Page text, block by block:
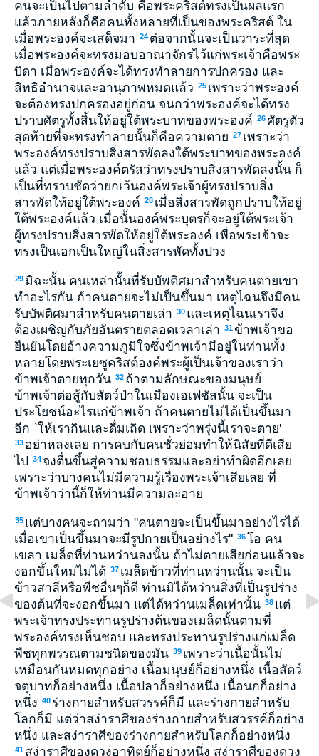
คนจะเป็นไปตามลำดับ คือพระคริสต์ทรงเป็นผลแรก
แล้วภายหลังก็คือคนทั้งหลายที่เป็นของพระคริสต์ ใน
เมื่อพระองค์จะเสด็จมา 24 ต่อจากนั้นจะเป็นวาระที่สุด
เมื่อพระองค์จะทรงมอบอาณาจักรไว้แก่พระเจ้าคือพระ
บิดา เมื่อพระองค์จะได้ทรงทำลายการปกครอง และ
สิทธิอำนาจและอานุภาพหมดแล้ว 25 เพราะว่าพระองค์
จะต้องทรงปกครองอยู่ก่อน จนกว่าพระองค์จะได้ทรง
ปราบศัตรูทั้งสิ้นให้อยู่ใต้พระบาทของพระองค์ 26ศัตรูตัว
สุดท้ายที่จะทรงทำลายนั้นก็คือความตาย 27 เพราะว่า
พระองค์ทรงปราบสิ่งสารพัดลงใต้พระบาทของพระองค์
แล้ว แต่เมื่อพระองค์ตรัสว่าทรงปราบสิ่งสารพัดลงนั้น ก็
เป็นที่ทราบชัดว่ายกเว้นองค์พระเจ้าผู้ทรงปราบสิ่ง
สารพัดให้อยู่ใต้พระองค์ 28 เมื่อสิ่งสารพัดถูกปราบให้อยู่
ใต้พระองค์แล้ว เมื่อนั้นองค์พระบุตรก็จะอยู่ใต้พระเจ้า
ผู้ทรงปราบสิ่งสารพัดให้อยู่ใต้พระองค์ เพื่อพระเจ้าจะ
ทรงเป็นเอกเป็นใหญ่ในสิ่งสารพัดทั้งปวง
29 มิฉะนั้น คนเหล่านั้นที่รับบัพติศมาสำหรับคนตายเขา
ทำอะไรกัน ถ้าคนตายจะไม่เป็นขึ้นมา เหตุไฉนจึงมีคน
รับบัพติศมาสำหรับคนตายเล่า 30 และเหตุไฉนเราจึง
ต้องเผชิญกับภัยอันตรายตลอดเวลาเล่า 31 ข้าพเจ้าขอ
ยืนยันโดยอ้างความภูมิใจซึ่งข้าพเจ้ามีอยู่ในท่านทั้ง
หลายโดยพระเยซูคริสต์องค์พระผู้เป็นเจ้าของเราว่า
ข้าพเจ้าตายทุกวัน 32 ถ้าตามลักษณะของมนุษย์
ข้าพเจ้าต่อสู้กับสัตว์ป่าในเมืองเอเฟซัสนั้น จะเป็น
ประโยชน์อะไรแก่ข้าพเจ้า ถ้าคนตายไม่ได้เป็นขึ้นมา
อีก `ให้เรากินและดื่มเถิด เพราะว่าพรุ่งนี้เราจะตาย'
33 อย่าหลงเลย การคบกับคนชั่วย่อมทำให้นิสัยที่ดีเสีย
ไป 34 จงตื่นขึ้นสู่ความชอบธรรมและอย่าทำผิดอีกเลย
เพราะว่าบางคนไม่มีความรู้เรื่องพระเจ้าเสียเลย ที่
ข้าพเจ้าว่านี้ก็ให้ท่านมีความละอาย
35 แต่บางคนจะถามว่า "คนตายจะเป็นขึ้นมาอย่างไรได้
เมื่อเขาเป็นขึ้นมาจะมีรูปกายเป็นอย่างไร" 36โอ คน
เขลา เมล็ดที่ท่านหว่านลงนั้น ถ้าไม่ตายเสียก่อนแล้วจะ
งอกขึ้นใหม่ไม่ได้ 37 เมล็ดข้าวที่ท่านหว่านนั้น จะเป็น
ข้าวสาลีหรือพืชอื่นๆก็ดี ท่านมิได้หว่านสิ่งที่เป็นรูปร่าง
ของต้นที่จะงอกขึ้นมา แต่ได้หว่านเมล็ดเท่านั้น 38 แต่
พระเจ้าทรงประทานรูปร่างต้นของเมล็ดนั้นตามที่
พระองค์ทรงเห็นชอบ และทรงประทานรูปร่างแก่เมล็ด
พืชทุกพรรณตามชนิดของมัน 39 เพราะว่าเนื้อนั้นไม่
เหมือนกันหมดทุกอย่าง เนื้อมนุษย์ก็อย่างหนึ่ง เนื้อสัตว์
จตุบาทก็อย่างหนึ่ง เนื้อปลาก็อย่างหนึ่ง เนื้อนกก็อย่าง
หนึ่ง 40 ร่างกายสำหรับสวรรค์ก็มี และร่างกายสำหรับ
โลกก็มี แต่ว่าสง่าราศีของร่างกายสำหรับสวรรค์ก็อย่าง
หนึ่ง และสง่าราศีของร่างกายสำหรับโลกก็อย่างหนึ่ง
41 สง่าราศีของดวงอาทิตย์ก็อย่างหนึ่ง สง่าราศีของดวง